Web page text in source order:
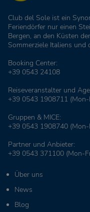
Club del Sole ist ein
Feriendörfer nur einen
Bergen, an den Küsten
Sommerziele Italiens und
Booking Center:
+39 0543 24108
Reiseveranstalter und
+39 0543 1908711
Gruppen & MICE:
+39 0543 1908740
Partner und Anbieter:
+39 0543 371100 (Mon-
Über uns
News
Blog